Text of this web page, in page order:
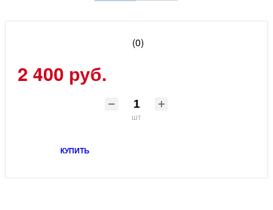
(0)
2 400 руб.
шт
КУПИТЬ